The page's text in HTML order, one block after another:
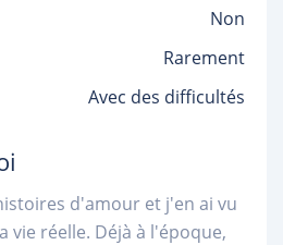
Non
Rarement
Avec des difficultés
d'amour et j'en ai vu
vie réelle. Déjà à l'époque,